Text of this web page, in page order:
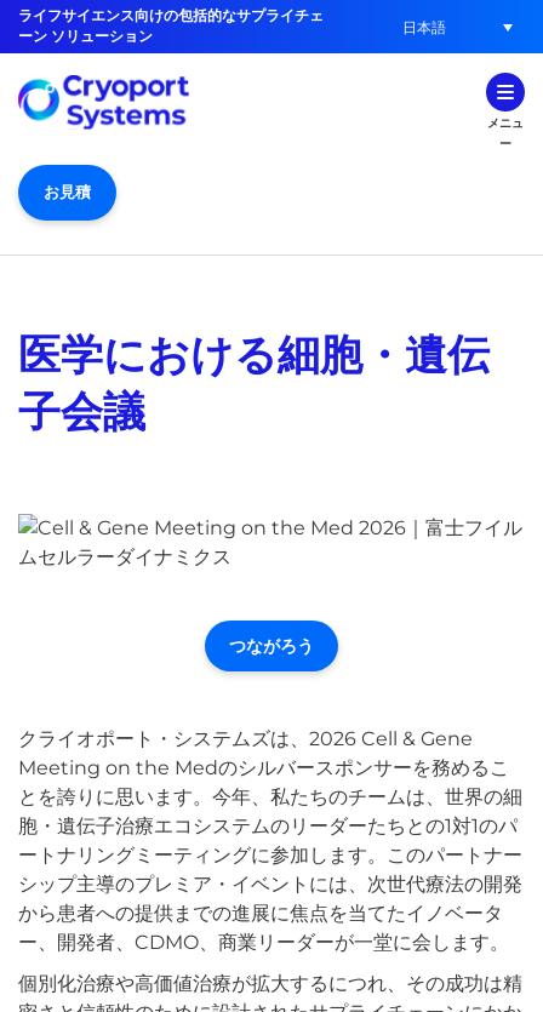
ライフサイエンス向けの包括的なサプライチェ
ーン ソリューション
日本語
メニュ
ー
お見積
医学における細胞・遺伝
子会議
つながろう
クライオポート・システムズは、2026 Cell & Gene
Meeting on the Medのシルバースポンサーを務めるこ
とを誇りに思います。今年、私たちのチームは、世界の細
胞・遺伝子治療エコシステムのリーダーたちとの1対1のパ
ートナリングミーティングに参加します。このパートナー
シップ主導のプレミア・イベントには、次世代療法の開発
から患者への提供までの進展に焦点を当てたイノベータ
ー、開発者、CDMO、商業リーダーが一堂に会します。
個別化治療や高価値治療が拡大するにつれ、その成功は精